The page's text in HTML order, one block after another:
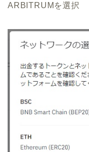
ARBITRUMを選択